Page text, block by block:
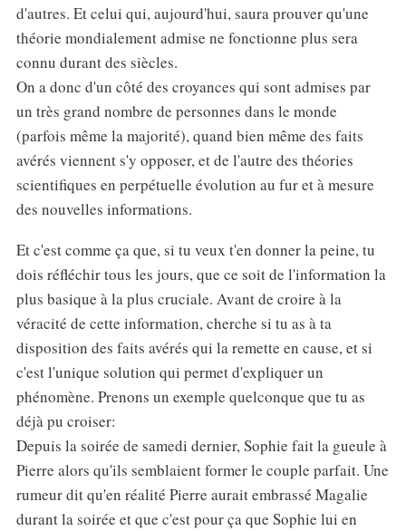
d'autres. Et celui qui, aujourd'hui, saura prouver qu'une
théorie mondialement admise ne fonctionne plus sera
connu durant des siècles.
On a donc d'un côté des croyances qui sont admises par
un très grand nombre de personnes dans le monde
(parfois même la majorité), quand bien même des faits
avérés viennent s'y opposer, et de l'autre des théories
scientifiques en perpétuelle évolution au fur et à mesure
des nouvelles informations.
Et c'est comme ça que, si tu veux t'en donner la peine, tu
dois réfléchir tous les jours, que ce soit de l'information la
plus basique à la plus cruciale. Avant de croire à la
véracité de cette information, cherche si tu as à ta
disposition des faits avérés qui la remette en cause, et si
c'est l'unique solution qui permet d'expliquer un
phénomène. Prenons un exemple quelconque que tu as
déjà pu croiser:
Depuis la soirée de samedi dernier, Sophie fait la gueule à
Pierre alors qu'ils semblaient former le couple parfait. Une
rumeur dit qu'en réalité Pierre aurait embrassé Magalie
durant la soirée et que c'est pour ça que Sophie lui en